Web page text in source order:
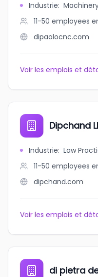
Industrie:
11-50 employees
dipaolocnc.com
Voir les emplois et
Dipchand
Industrie: Law
11-50 employees
dipchand.com
Voir les emplois et
di pietra